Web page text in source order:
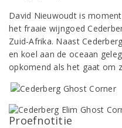
David Nieuwoudt is
het fraaie wijngoed
Zuid-Afrika. Naast
en koel aan de oceaan
opkomend als het gaat om
Proefnotitie